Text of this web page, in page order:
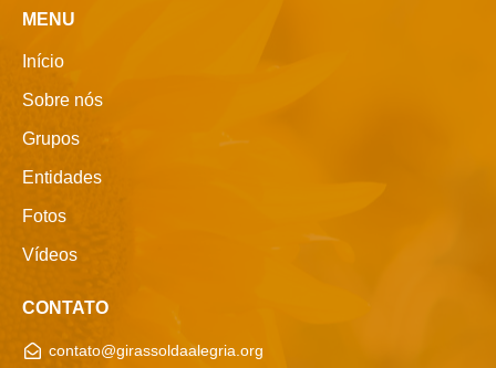
MENU
Início
Sobre nós
Grupos
Entidades
Fotos
Vídeos
CONTATO
contato@girassoldaalegria.org